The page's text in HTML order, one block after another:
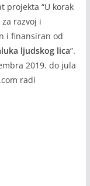
projekta “U korak
razvoj i
i finansiran od
ljudskog lica”.
2019. do jula
radi